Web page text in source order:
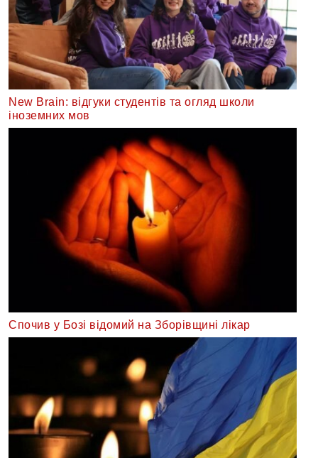
New Brain: відгуки студентів та огляд школи
іноземних мов
Спочив у Бозі відомий на Зборівщині лікар